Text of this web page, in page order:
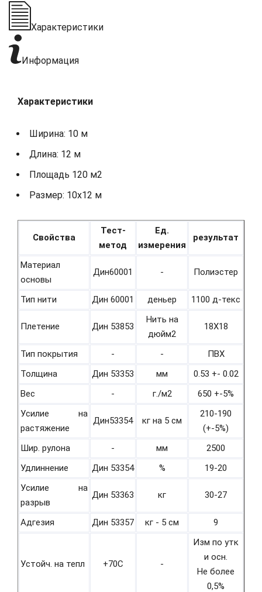
Характеристики
Информация
Характеристики
Ширина: 10 м
Длина: 12 м
Площадь 120 м2
Размер: 10х12 м
Свойства
Тест-
метод
Ед.
измерения
результат
Материал
основы
Дин60001 - Полиэстер
Тип нити Дин 60001 деньер 1100 д-текс
Плетение Дин 53853
Нить на
дюйм2
18Х18
Тип покрытия - -
ПВХ
Толщина
Дин 53353 мм
0.53 +- 0.02
Вес
- г./м2
650 +-5%
Усилие на
растяжение
Дин53354 кг на 5 см
210-190
(+-5%)
Шир. рулона
- мм
2500
Удлиннение
Дин 53354 %
19-20
Усилие на
разрыв
Дин 53363 кг 30-27
Адгезия Дин 53357 кг - 5 см 9
Устойч. на тепл +70С -
Изм по утк
и осн.
Не более
0,5%